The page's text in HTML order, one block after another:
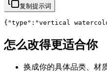
复制提示词
{"type":"vertical
怎么改得更适合你
换成你的具体品类、材